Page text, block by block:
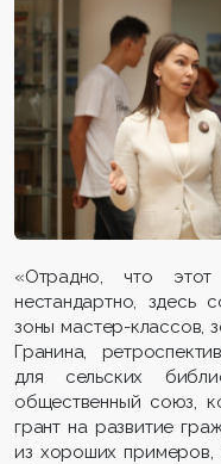
«Отрадно, что этот
нестандартно, здесь
зоны мастер-классов,
Гранина,
для сельских
общественный союз,
грант на развитие
из хороших примеров,